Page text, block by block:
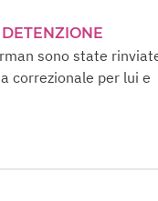
sono state
correzionale per lui e